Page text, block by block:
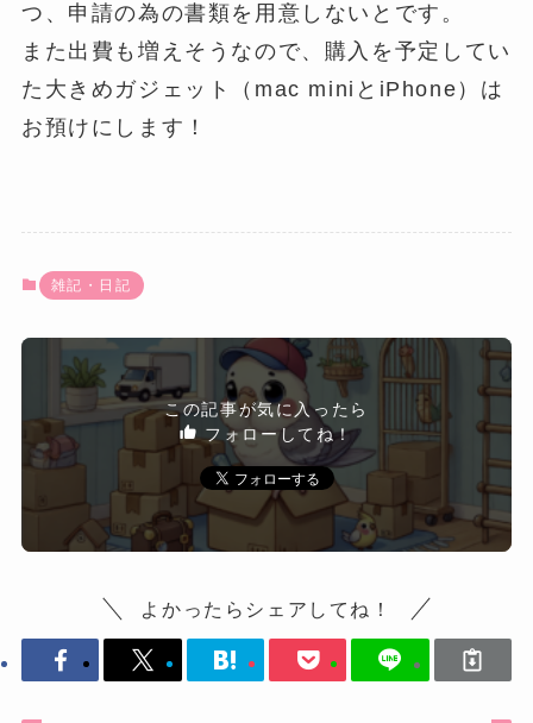
つ、申請の為の書類を用意しないとです。
また出費も増えそうなので、購入を予定してい
た大きめガジェット（mac miniとiPhone）は
お預けにします！
雑記・日記
この記事が気に入ったら
フォローしてね！
よかったらシェアしてね！